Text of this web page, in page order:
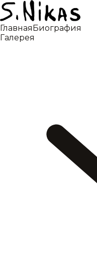
ГлавнаяБиография
Галерея